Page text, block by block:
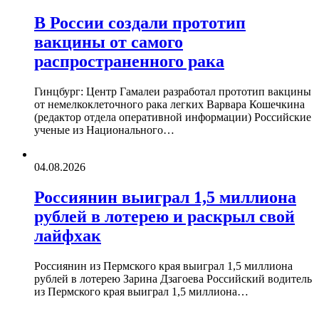
В России создали прототип
вакцины от самого
распространенного рака
Гинцбург: Центр Гамалеи разработал прототип вакцины
от немелкоклеточного рака легких Варвара Кошечкина
(редактор отдела оперативной информации) Российские
ученые из Национального…
04.08.2026
Россиянин выиграл 1,5 миллиона
рублей в лотерею и раскрыл свой
лайфхак
Россиянин из Пермского края выиграл 1,5 миллиона
рублей в лотерею Зарина Дзагоева Российский водитель
из Пермского края выиграл 1,5 миллиона…